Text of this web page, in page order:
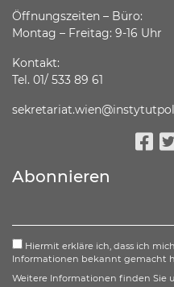
Öffnungszeiten – Büro:
Montag – Freitag: 9-16 Uhr
Kontakt:
Tel. 01/ 533 89 61
Abonnieren
Hiermit erkläre ich, dass ich
Informationen bekannt gemacht
Weitere Informationen finden Sie